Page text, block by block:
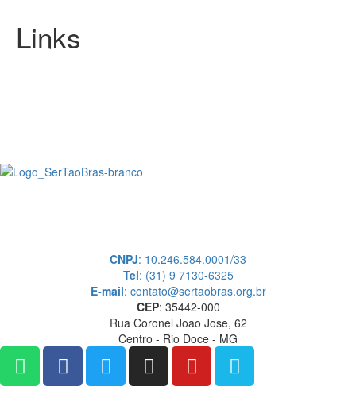
Links
CNPJ: 10.246.584.0001/33
Tel: (31) 9 7130-6325
E-mail: contato@sertaobras.org.br
CEP: 35442-000
Rua Coronel Joao Jose, 62
Centro - Rio Doce - MG